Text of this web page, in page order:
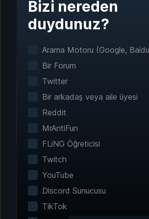
Adım 1 - İndirin ve
Tek Tıkla
Akıllı oyun algılama sistemi, yüklü
otomatik olarak bulur. Manuel
Adım 2 - Özelliklerinizi
Bizi nereden
duydunuz?
Arama Motoru (Google,
Bir Forum
Twitter
Bir arkadaş veya aile üyesi
Reddit
MrAntiFun
FLiNG Öğreticisi
Twitch
YouTube
Discord Sunucusu
TikTok